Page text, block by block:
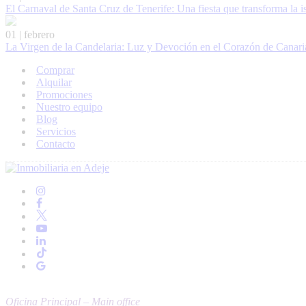
El Carnaval de Santa Cruz de Tenerife: Una fiesta que transforma la
01 | febrero
La Virgen de la Candelaria: Luz y Devoción en el Corazón de
Comprar
Alquilar
Promociones
Nuestro equipo
Blog
Servicios
Contacto
Oficina Principal – Main office